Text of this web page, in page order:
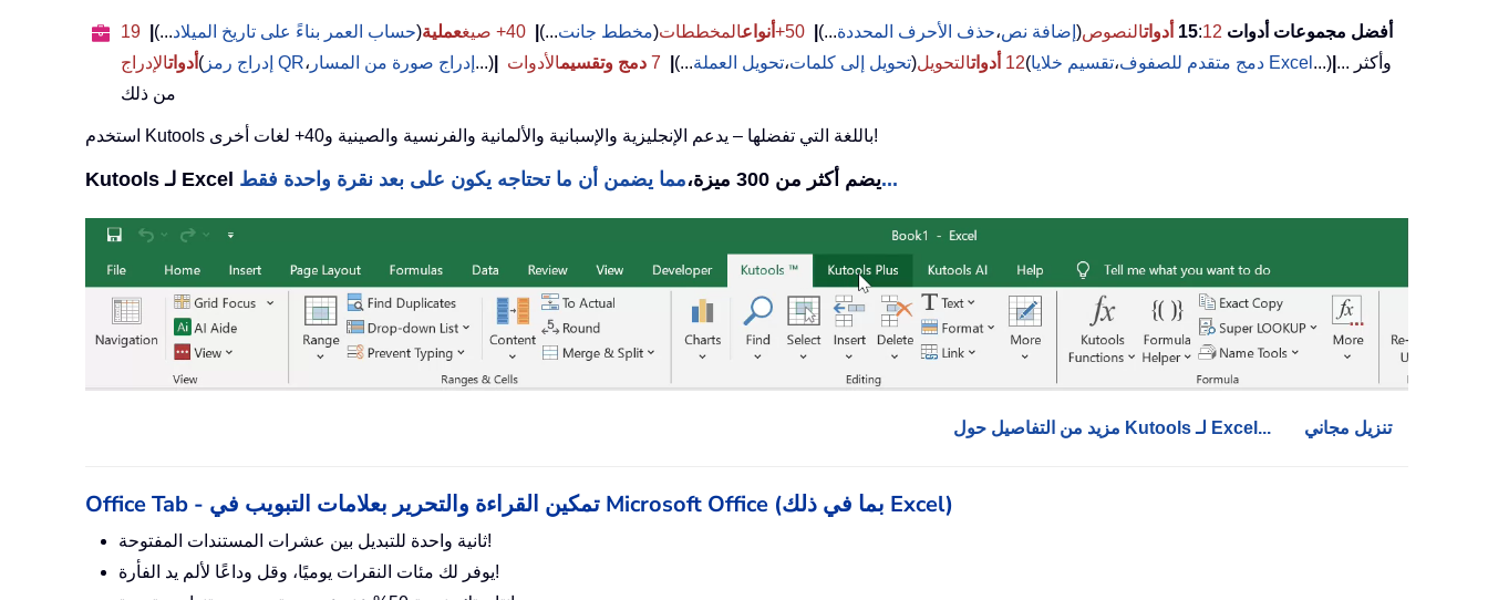
أفضل مجموعات أدوات 15 :12 أدواتالنصوص( إضافة نص،حذف الأحرف المحددة...)
50+ أنواعالمخططات(مخطط جانت...) 40+ صيغ عملية(حساب العمر بناءً على تاريخ الميلاد...)
19
أدواتالإدراج ( إدراج رمز QR، إدراج صورة من المسار ...) 12 أدواتالتحويل(تحويل إلى كلمات،تحويل العملة...)
7 دمج وتقسيمالأدوات ( دمج متقدم للصفوف، تقسيم خلايا Excel ...) ... وأكثر
من ذلك
استخدم Kutools باللغة التي تفضلها – يدعم الإنجليزية والإسبانية والألمانية والفرنسية والصينية و40+ لغات أخرى!
Kutools لـ Excel يضم أكثر من 300 ميزة،مما يضمن أن ما تحتاجه يكون على بعد نقرة واحدة فقط...
مزيد من التفاصيل حول Kutools لـ Excel... تنزيل مجاني
Office Tab - تمكين القراءة والتحرير بعلامات التبويب في Microsoft Office (بما في ذلك Excel)
ثانية واحدة للتبديل بين عشرات المستندات المفتوحة!
يوفر لك مئات النقرات يوميًا، وقل وداعًا لألم يد الفأرة!